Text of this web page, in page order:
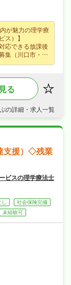
が魅力の理学療
ス）】
応できる放課後
集（川口市・新
賞与あり・昇給
長く活躍できま
りやすく日勤の
る
の詳細・求人一覧
支援）◇残業
ビスの理学療法士
し
社会保険完備
未経験可